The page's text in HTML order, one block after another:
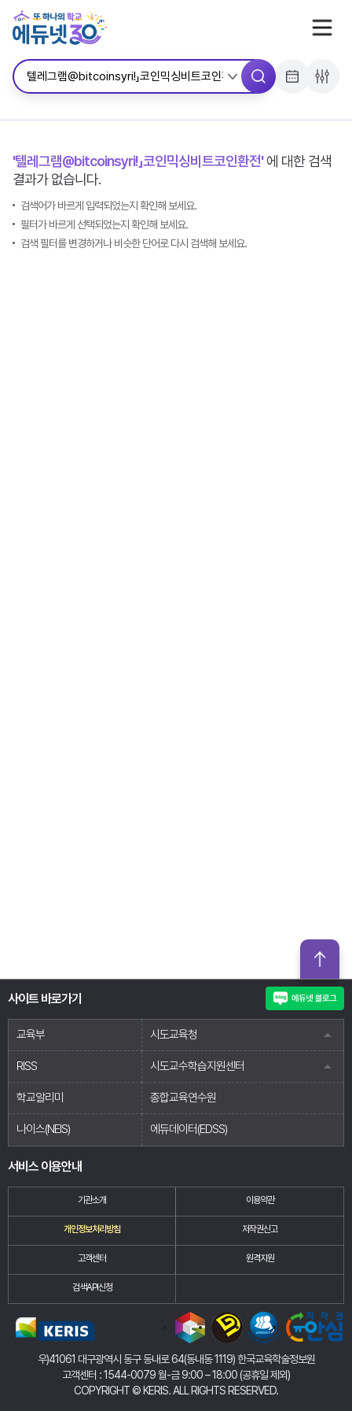
'텔레그램@bitcoinsyriǃ」코인믹싱비트코인환전'에 대한 검색
결과가 없습니다.
검색어가 바르게 입력되었는지 확인해 보세요.
필터가 바르게 선택되었는지 확인해 보세요.
검색 필터를 변경하거나 비슷한 단어로 다시 검색해 보세요.
사이트 바로가기
교육부 시도교육청
RISS 시도교수학습지원센터
학교알리미 종합교육연수원
나이스(NEIS) 에듀데이터(EDSS)
서비스 이용안내
기관소개 이용약관
개인정보처리방침 저작권신고
고객센터 원격지원
검색API신청
우)41061 대구광역시 동구 동내로 64(동내동 1119) 한국교육학술정보원
고객센터 : 1544-0079 월-금 9:00 – 18:00 (공휴일 제외)
COPYRIGHT© KERIS. ALL RIGHTS RESERVED.